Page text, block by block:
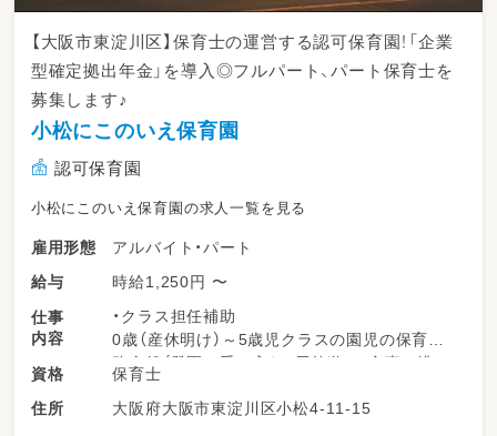
ーム保育。日々の保育はみんなで協力し、書類
や保護者面談などは担当制で責任の所在も明確
・JR塚本駅から徒歩2分の駅チカ
・持ち帰りなし／サービス残業は一切なし。残
業が発生した場合は残業代を全額しっかり支給
・ICT化で書類仕事の負担を軽減
・賞与年2回・昇給あり／産休育休の取得実績あ
り／研修・キャリアアップ支援も
毎日に笑顔を増やしませんか？
【大阪市東淀川区】保育士の運営する認可保育園！「企業
型確定拠出年金」を導入◎フルパート、パート保育士を
募集します♪
小松にこのいえ保育園
認可保育園
小松にこのいえ保育園の求人一覧を見る
雇用形態
アルバイト・パート
給与
時給1,250円 〜
仕事
内容
・クラス担任補助
0歳（産休明け）～5歳児クラスの園児の保育業
務全般（登園の受け入れ・戸外遊び・食事や排せ
つの援助・午睡時の見守り等）をお願いします。
その他保育業務に付随する仕事。
資格
保育士
住所
大阪府大阪市東淀川区小松4-11-15